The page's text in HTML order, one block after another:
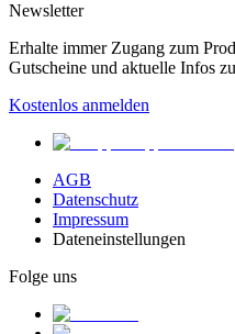
Newsletter
Erhalte immer Zugang zum
Gutscheine und aktuelle Infos
Kostenlos anmelden
AGB
Datenschutz
Impressum
Dateneinstellungen
Folge uns